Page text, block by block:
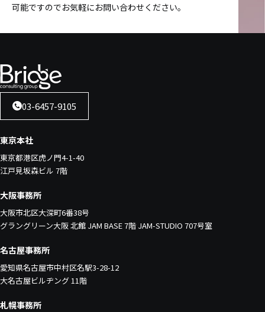
可能ですのでお気軽にお問い合わせください。
03-6457-9105
東京本社
東京都港区虎ノ門4-1-40
江戸見坂森ビル 7階
大阪事務所
大阪市北区大深町6番38号
グラングリーン大阪 北館 JAM BASE 7階 JAM-STUDIO 707号室
名古屋事務所
愛知県名古屋市中村区名駅3-28-12
大名古屋ビルヂング 11階
札幌事務所